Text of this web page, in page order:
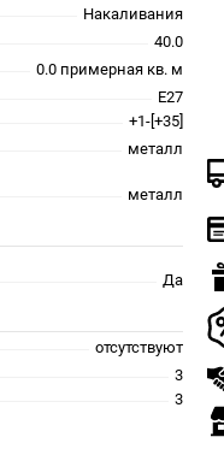
Накаливания
40.0
0.0 примерная кв. м
E27
+1-[+35]
металл
металл
Да
отсутствуют
3
3